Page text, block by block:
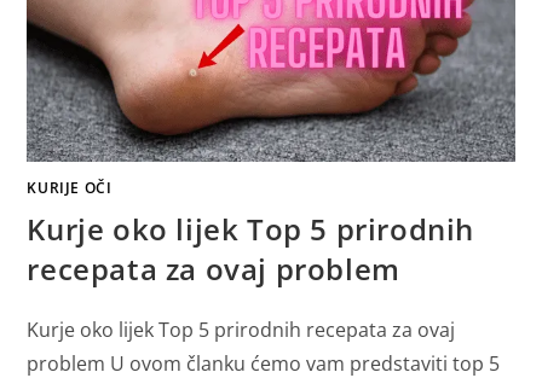
KURIJE OČI
Kurje oko lijek Top 5 prirodnih
recepata za ovaj problem
Kurje oko lijek Top 5 prirodnih recepata za ovaj
problem U ovom članku ćemo vam predstaviti top 5